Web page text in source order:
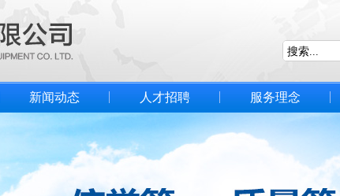
新闻动态 人才招聘 服务理念